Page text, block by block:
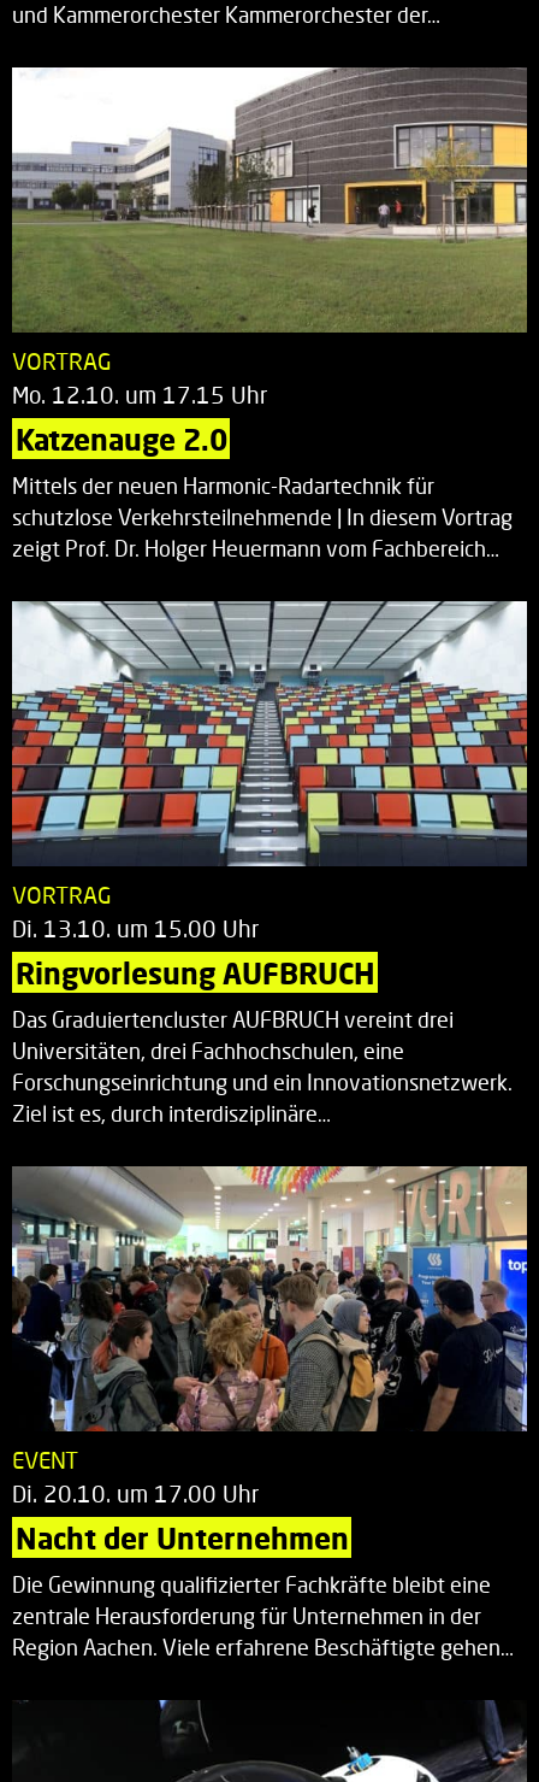
und Kammerorchester Kammerorchester der…
VORTRAG
Mo. 12.10. um 17.15 Uhr
Katzenauge 2.0
Mittels der neuen Harmonic-Radartechnik für
schutzlose Verkehrsteilnehmende | In diesem Vortrag
zeigt Prof. Dr. Holger Heuermann vom Fachbereich…
VORTRAG
Di. 13.10. um 15.00 Uhr
Ringvorlesung AUFBRUCH
Das Graduiertencluster AUFBRUCH vereint drei
Universitäten, drei Fachhochschulen, eine
Forschungseinrichtung und ein Innovationsnetzwerk.
Ziel ist es, durch interdisziplinäre…
EVENT
Di. 20.10. um 17.00 Uhr
Nacht der Unternehmen
Die Gewinnung qualifizierter Fachkräfte bleibt eine
zentrale Herausforderung für Unternehmen in der
Region Aachen. Viele erfahrene Beschäftigte gehen…